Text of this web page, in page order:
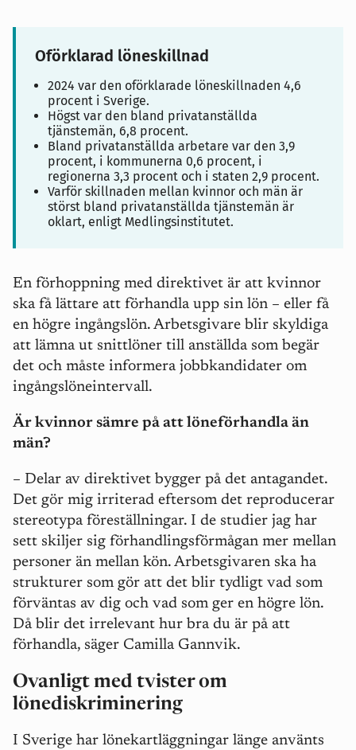
Oförklarad löneskillnad
2024 var den oförklarade löneskillnaden 4,6
procent i Sverige.
Högst var den bland privatanställda
tjänstemän, 6,8 procent.
Bland privatanställda arbetare var den 3,9
procent, i kommunerna 0,6 procent, i
regionerna 3,3 procent och i staten 2,9 procent.
Varför skillnaden mellan kvinnor och män är
störst bland privatanställda tjänstemän är
oklart, enligt Medlingsinstitutet.
En förhoppning med direktivet är att kvinnor
ska få lättare att förhandla upp sin lön – eller få
en högre ingångslön. Arbetsgivare blir skyldiga
att lämna ut snittlöner till anställda som begär
det och måste informera jobbkandidater om
ingångslöneintervall.
Är kvinnor sämre på att löneförhandla än
män?
– Delar av direktivet bygger på det antagandet.
Det gör mig irriterad eftersom det reproducerar
stereotypa föreställningar. I de studier jag har
sett skiljer sig förhandlingsförmågan mer mellan
personer än mellan kön. Arbetsgivaren ska ha
strukturer som gör att det blir tydligt vad som
förväntas av dig och vad som ger en högre lön.
Då blir det irrelevant hur bra du är på att
förhandla, säger Camilla Gannvik.
Ovanligt med tvister om
lönediskriminering
I Sverige har lönekartläggningar länge använts